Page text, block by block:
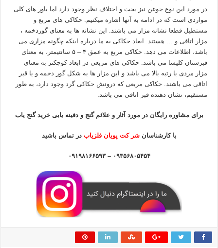
در مورد این نوع جوغن نیز بحث و اختلاف نظر وجود دارد اما باور های کلی
مواردی است که در ادامه به آنها اشاره میکنیم. حکاکی های مربع و
مستطیل قطعا نشانه مزار می باشند. این نشانه ها به معنای گوردخمه ،
مزار اتاقی و … هستند. ابعاد حکاکی به ما درباره اینکه چگونه مزاری می
باشد، اطلاعات می دهد. حکاکی مربع به عمق ۴ – ۵ سانتیمتر، به معنای
قبرستان کلیسا می باشد. حکاکی های مربعی در ابعاد کوچکتر به معنای
مزار مردی با رتبه بالا می باشد و این مزار ها به شکل گور دخمه و یا قبر
اتاقی می باشند. حکاکی مربعی که درونش حکاکی گرد وجود دارد، به طور
مستقیم، نشان دهنده قبر اتاقی می باشد.
برای مشاوره رایگان در مورد آثار و علائم گنج و دفینه یابی خرید گنج یاب
با کارشناسان شر کت پویان فلزیاب در تماس باشید
۰۹۳۵۶۸۰۵۴۵۴ – ۰۹۱۹۸۱۶۶۵۹۳